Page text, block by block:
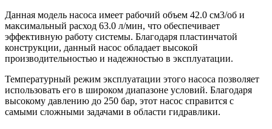
Данная модель насоса имеет рабочий объем 42.0 см3/об и
максимальный расход 63.0 л/мин, что обеспечивает
эффективную работу системы. Благодаря пластинчатой
конструкции, данный насос обладает высокой
производительностью и надежностью в эксплуатации.
Температурный режим эксплуатации этого насоса позволяет
использовать его в широком диапазоне условий. Благодаря
высокому давлению до 250 бар, этот насос справится с
самыми сложными задачами в области гидравлики.